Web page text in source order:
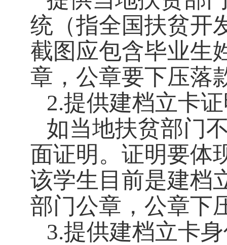
统（指全国扶贫开
截图应包含毕业生
章，公章要下压落
2.提供建档立卡
如当地扶贫部门
面证明。证明要体
该学生目前是建档
部门公章，公章下
3.提供建档立卡